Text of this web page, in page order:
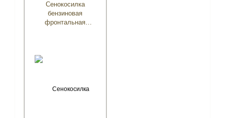
Сенокосилка
бензиновая
фронтальная